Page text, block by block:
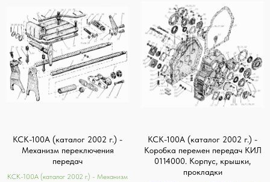
КСК-100А (каталог 2002 г.) -
Механизм переключения
передач
КСК-100А (каталог 2002 г.) - Механизм
КСК-100А (каталог 2002 г.) -
Коробка перемен передач КИЛ
0114000. Корпус, крышки,
прокладки